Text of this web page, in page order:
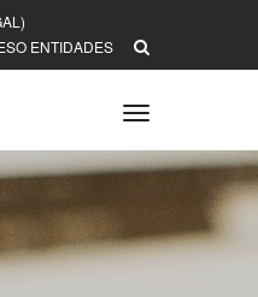
ENTIDADES
Toggle
navigation